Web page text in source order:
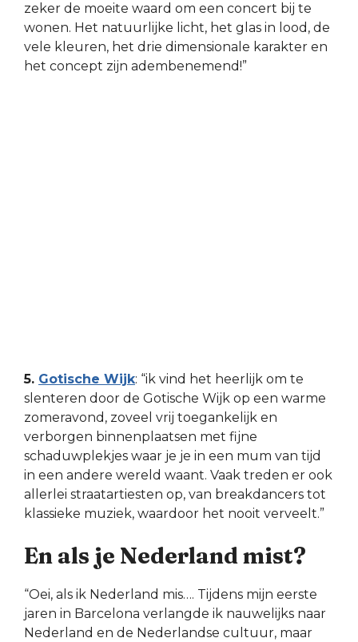
zeker de moeite waard om een concert bij te
wonen. Het natuurlijke licht, het glas in lood, de
vele kleuren, het drie dimensionale karakter en
het concept zijn adembenemend!”
5. Gotische Wijk: “ik vind het heerlijk om te
slenteren door de Gotische Wijk op een warme
zomeravond, zoveel vrij toegankelijk en
verborgen binnenplaatsen met fijne
schaduwplekjes waar je je in een mum van tijd
in een andere wereld waant. Vaak treden er ook
allerlei straatartiesten op, van breakdancers tot
klassieke muziek, waardoor het nooit verveelt.”
En als je Nederland mist?
“Oei, als ik Nederland mis…. Tijdens mijn eerste
jaren in Barcelona verlangde ik nauwelijks naar
Nederland en de Nederlandse cultuur, maar